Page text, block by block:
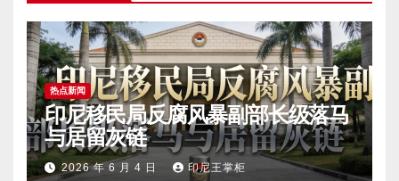
热点新闻
印尼移民局反腐风暴副部长级落马
与居留灰链
2026 年 6 月 4 日 印尼王掌柜